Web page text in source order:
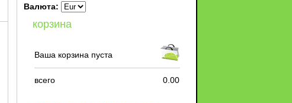
Валюта:
корзина
Ваша корзина пуста
всего 0.00